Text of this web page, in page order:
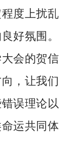
度上扰乱
好氛围。
会的贺信
，让我们
误理论以
运共同体